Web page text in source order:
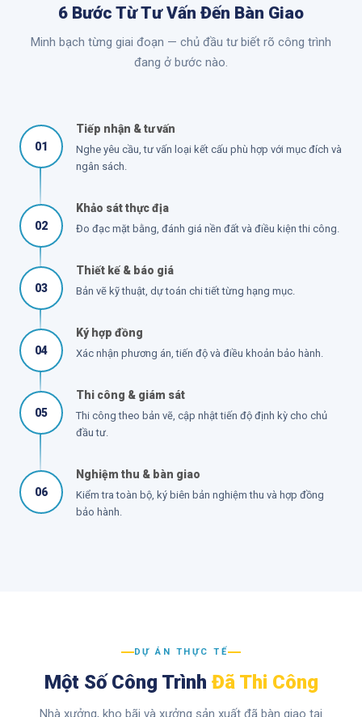
6 Bước Từ Tư Vấn Đến Bàn Giao
Minh bạch từng giai đoạn — chủ đầu tư biết rõ công trình
đang ở bước nào.
01
Tiếp nhận & tư vấn
Nghe yêu cầu, tư vấn loại kết cấu phù hợp với mục đích và
ngân sách.
02
Khảo sát thực địa
Đo đạc mặt bằng, đánh giá nền đất và điều kiện thi công.
03
Thiết kế & báo giá
Bản vẽ kỹ thuật, dự toán chi tiết từng hạng mục.
04
Ký hợp đồng
Xác nhận phương án, tiến độ và điều khoản bảo hành.
05
Thi công & giám sát
Thi công theo bản vẽ, cập nhật tiến độ định kỳ cho chủ
đầu tư.
06
Nghiệm thu & bàn giao
Kiểm tra toàn bộ, ký biên bản nghiệm thu và hợp đồng
bảo hành.
DỰ ÁN THỰC TẾ
Một Số Công Trình Đã Thi Công
Nhà xưởng, kho bãi và xưởng sản xuất đã bàn giao tại